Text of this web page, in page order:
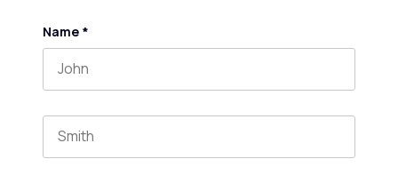
Name *